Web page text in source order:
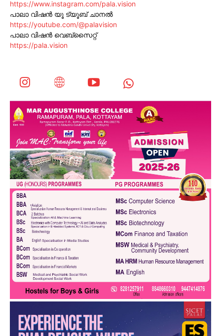
https://www.instagram.com/pala.vision
പാലാ വിഷൻ യൂ ട്യൂബ് ചാനൽ
https://youtube.com/@palavision
പാലാ വിഷൻ വെബ്സൈറ്റ്
https://pala.vision